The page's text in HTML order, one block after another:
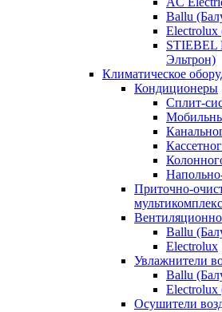
Ballu
Electrolux
STIEBEL
Эльтрон)
Климатическое
Кондиционеры
Сплит-
Приточно-
Ballu
Electrolux
Увлажнители
Ballu
Electrolux
Осушители